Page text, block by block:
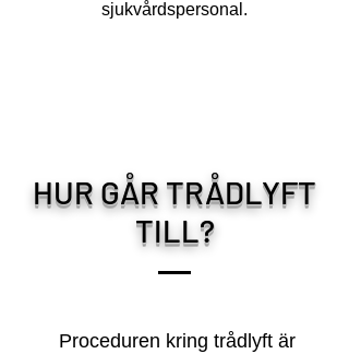
sjukvårdspersonal.
HUR GÅR TRÅDLYFT
TILL?
Proceduren kring trådlyft är